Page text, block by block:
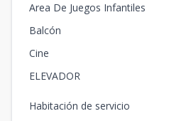
Area De Juegos Infantiles
Balcón
Cine
ELEVADOR
Habitación de servicio